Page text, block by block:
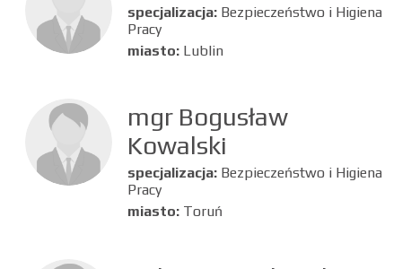
specjalizacja: Bezpieczeństwo i Higiena
Pracy
miasto: Lublin
mgr Bogusław
Kowalski
specjalizacja: Bezpieczeństwo i Higiena
Pracy
miasto: Toruń